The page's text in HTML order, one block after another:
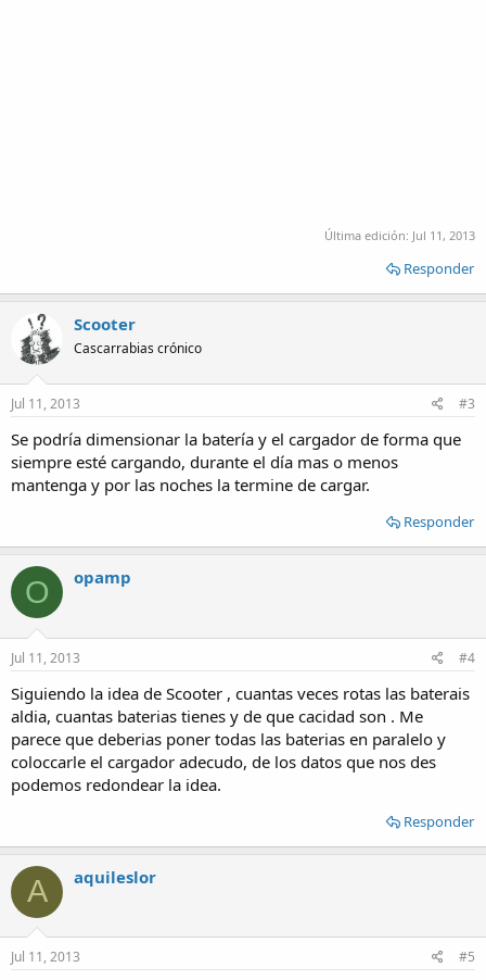
Última edición: Jul 11, 2013
Responder
Scooter
Cascarrabias crónico
Jul 11, 2013 #3
Se podría dimensionar la batería y el cargador de forma que
siempre esté cargando, durante el día mas o menos
mantenga y por las noches la termine de cargar.
Responder
O opamp
Jul 11, 2013 #4
Siguiendo la idea de Scooter , cuantas veces rotas las baterais
aldia, cuantas baterias tienes y de que cacidad son . Me
parece que deberias poner todas las baterias en paralelo y
coloccarle el cargador adecudo, de los datos que nos des
podemos redondear la idea.
Responder
A aquileslor
Jul 11, 2013 #5